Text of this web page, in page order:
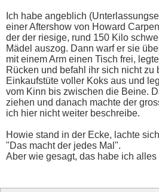
Ich habe angeblich
einer Aftershow von Howard
der der riesige, rund 150 Kilo
Mädel auszog. Dann warf er sie
mit einem Arm einen Tisch frei,
Rücken und befahl ihr sich nicht zu
Einkaufstüte voller Koks aus und
vom Kinn bis zwischen die Beine.
ziehen und danach machte der
ich hier nicht weiter beschreibe.
Howie stand in der Ecke, lachte
"Das macht der jedes Mal".
Aber wie gesagt, das habe ich